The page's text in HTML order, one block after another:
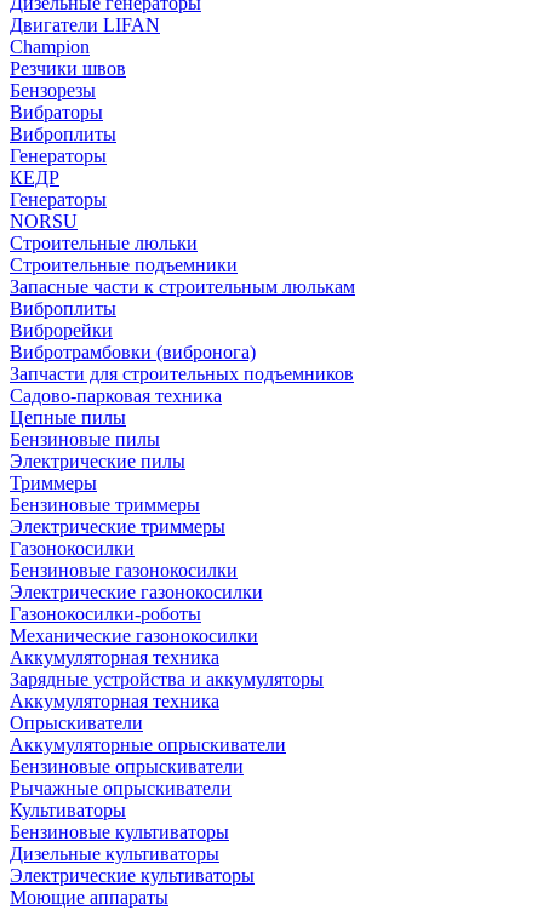
Двигатели LIFAN
Champion
Резчики швов
Бензорезы
Вибраторы
Виброплиты
Генераторы
КЕДР
Генераторы
NORSU
Строительные люльки
Строительные подъемники
Запасные части к строительным люлькам
Виброплиты
Виброрейки
Вибротрамбовки (вибронога)
Запчасти для строительных подъемников
Садово-парковая техника
Цепные пилы
Бензиновые пилы
Электрические пилы
Триммеры
Бензиновые триммеры
Электрические триммеры
Газонокосилки
Бензиновые газонокосилки
Электрические газонокосилки
Газонокосилки-роботы
Механические газонокосилки
Аккумуляторная техника
Зарядные устройства и аккумуляторы
Аккумуляторная техника
Опрыскиватели
Аккумуляторные опрыскиватели
Бензиновые опрыскиватели
Рычажные опрыскиватели
Культиваторы
Бензиновые культиваторы
Дизельные культиваторы
Электрические культиваторы
Моющие аппараты